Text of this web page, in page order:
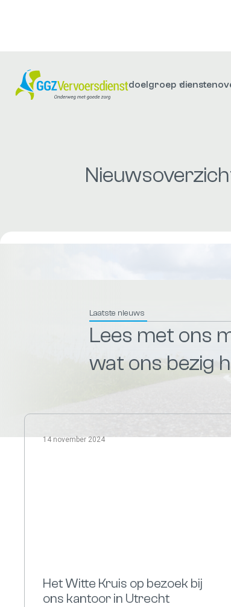
doelgroep diensten
Laatste nieuws
Lees met ons
wat ons bezig
14 november 2024
Het Witte Kruis op bezoek bij
ons kantoor in Utrecht